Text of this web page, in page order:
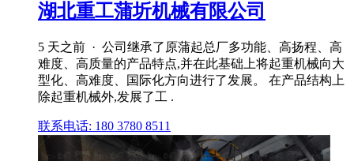
湖北重工蒲圻机械有限公司
5 天之前 · 公司继承了原蒲起总厂多功能、高扬程、高
难度、高质量的产品特点,并在此基础上将起重机械向大
型化、高难度、国际化方向进行了发展。 在产品结构上
除起重机械外,发展了工 .
联系电话: 180 3780 8511